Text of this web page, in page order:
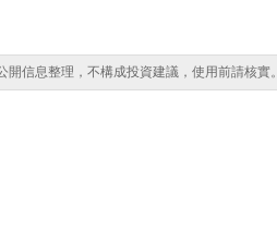
信息整理，不構成投資建議，使用前請核實。